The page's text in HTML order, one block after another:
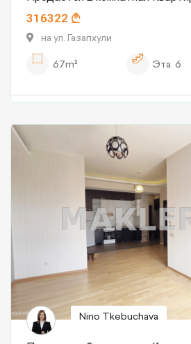
316322
на ул. Газапхули
67m²
Эта. 6
Nino Tkebuchava